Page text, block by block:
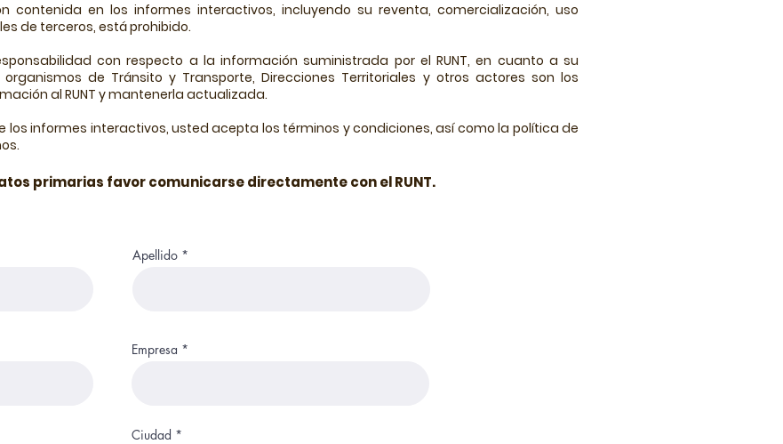
contenida en los informes interactivos, incluyendo su reventa, comercialización, uso
de terceros, está prohibido.
con respecto a la información suministrada por el RUNT, en cuanto a su
de Tránsito y Transporte, Direcciones Territoriales y otros actores son los
al RUNT y mantenerla actualizada.
los informes interactivos, usted acepta los términos y condiciones, así como la política de
primarias favor comunicarse directamente con el RUNT.
Apellido
Empresa
Ciudad